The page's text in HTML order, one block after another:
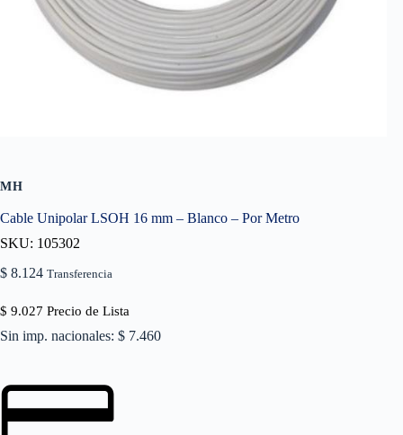
MH
Cable Unipolar LSOH 16 mm – Blanco – Por Metro
SKU: 105302
$ 8.124 Transferencia
$ 9.027 Precio de Lista
Sin imp. nacionales: $ 7.460